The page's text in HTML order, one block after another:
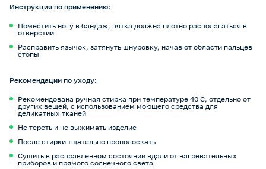
Инструкция по применению:
Поместить ногу в бандаж, пятка должна плотно располагаться в
отверстии
Расправить язычок, затянуть шнуровку, начав от области пальцев
стопы
Рекомендации по уходу:
Рекомендована ручная стирка при температуре 40 С, отдельно от
других вещей, с использованием моющего средства для
деликатных тканей
Не тереть и не выжимать изделие
После стирки тщательно прополоскать
Сушить в расправленном состоянии вдали от нагревательных
приборов и прямого солнечного света